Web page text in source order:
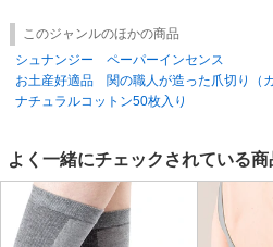
このジャンルのほかの商品
シュナンジー ペーパーインセンス
お土産好適品 関の職人が造った爪切り（
ナチュラルコットン50枚入り
よく一緒にチェックされている商